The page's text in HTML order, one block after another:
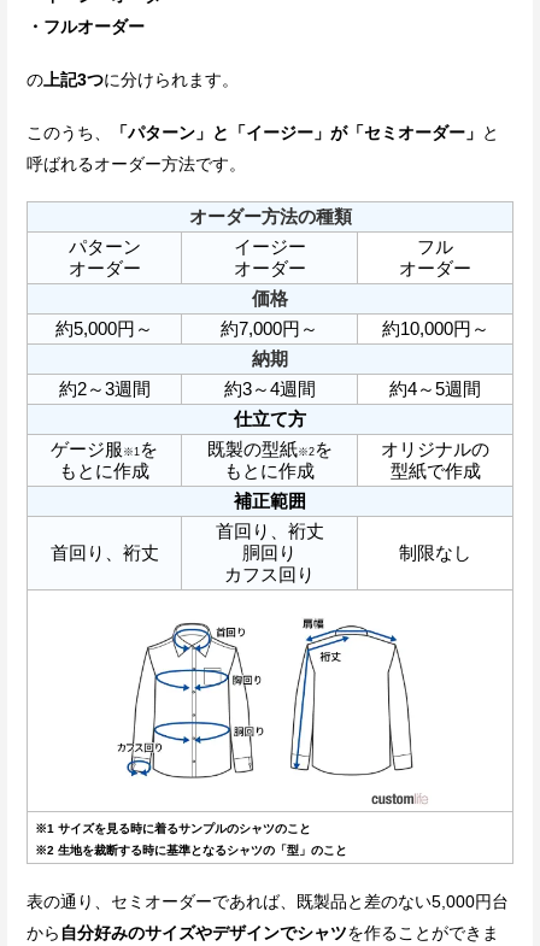
・フルオーダー
の 上記3つに分けられます。
このうち、 「パターン」と「イージー」が「セミオーダー」 と
呼ばれるオーダー方法です。
オーダー方法の種類
パターン
オーダー
イージー
オーダー
フル
オーダー
価格
約5,000円～
約7,000円～
約10,000円～
納期
約2～3週間
約3～4週間
約4～5週間
仕立て方
ゲージ服 ※1 を
もとに作成
既製の型紙※2を
もとに作成
オリジナルの
型紙で作成
補正範囲
首回り、裄丈
首回り、裄丈
胴回り
カフス回り
制限なし
※1 サイズを見る時に着るサンプルのシャツのこと
※2 生地を裁断する時に基準となるシャツの「型」のこと
表の通り、セミオーダーであれば、既製品と差のない5,000円台
から 自分好みのサイズやデザインでシャツを作ることができま